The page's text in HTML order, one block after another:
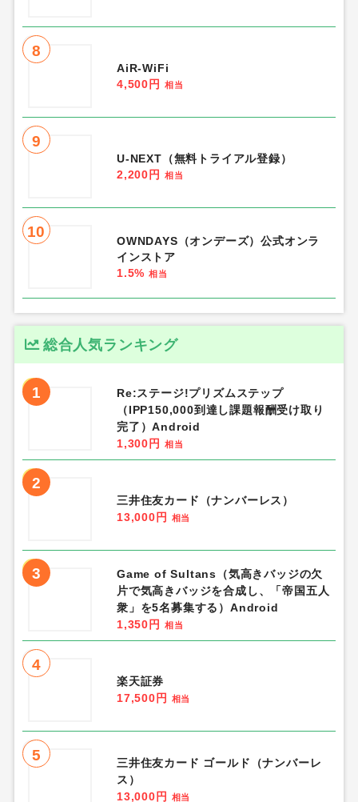
8
AiR-WiFi
4,500円 相当
9
U-NEXT（無料トライアル登録）
2,200円 相当
10
OWNDAYS（オンデーズ）公式オンラ
インストア
1.5% 相当
総合人気ランキング
1
Re:ステージ!プリズムステップ
（IPP150,000到達し課題報酬受け取り
完了）Android
1,300円
相当
2
三井住友カード（ナンバーレス）
13,000円
相当
3
Game of Sultans（気高きバッジの欠
片で気高きバッジを合成し、「帝国五人
衆」を5名募集する）Android
1,350円
相当
4
楽天証券
17,500円
相当
5
三井住友カード ゴールド（ナンバーレ
ス）
13,000円
相当